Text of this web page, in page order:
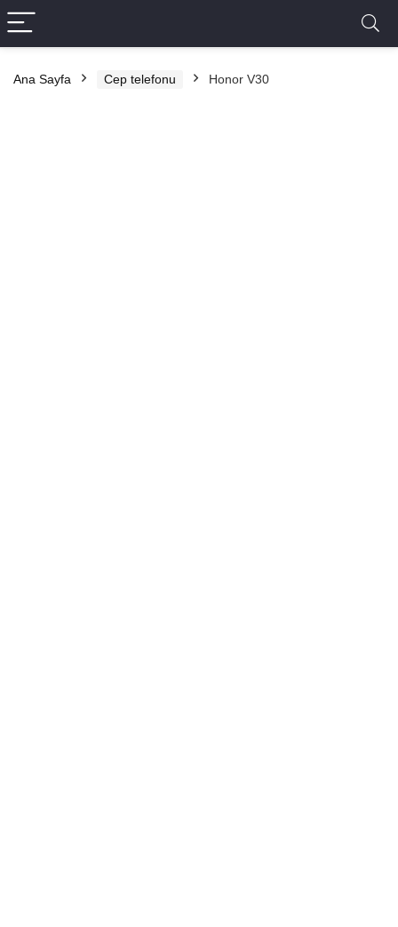
Ana Sayfa Cep telefonu Honor V30